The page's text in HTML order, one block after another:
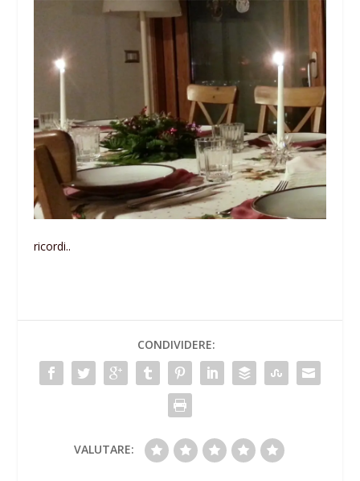
ricordi..
CONDIVIDERE:
VALUTARE: